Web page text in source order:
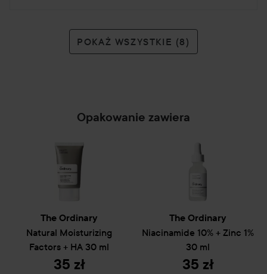
POKAŻ WSZYSTKIE (8)
Opakowanie zawiera
The Ordinary
Natural Moisturizing
Factors + HA 30 ml
35 zł
The Ordinary
Niacinamide 10% + Zinc 1%
30 ml
35 zł